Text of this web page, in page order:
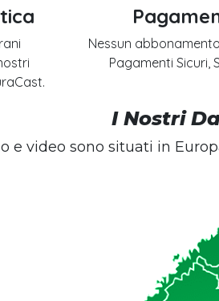
Nessun
Pagamenti Sicuri,
I Nostri
e video sono situati in